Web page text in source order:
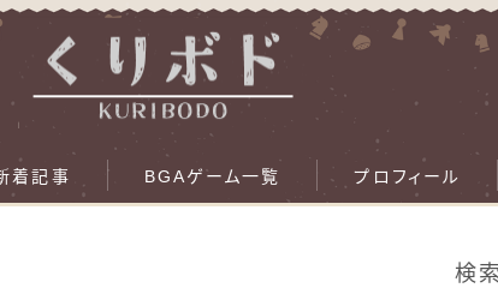
着記事 BGAゲーム一覧 プロフィール
検索